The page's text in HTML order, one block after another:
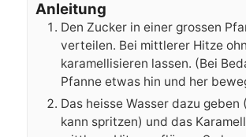
Anleitung
Den Zucker in einer grossen
verteilen. Bei mittlerer Hitze
karamellisieren lassen. (Bei
Pfanne etwas hin und her
Das heisse Wasser dazu geben
kann spritzen) und das